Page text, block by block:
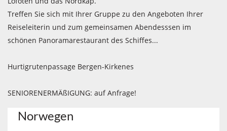
Treffen Sie sich mit Ihrer Gruppe zu den Angeboten Ihrer
Reiseleiterin und zum gemeinsamen Abendesssen im
schönen Panoramarestaurant des Schiffes...
Hurtigrutenpassage Bergen-Kirkenes
SENIORENERMÄßIGUNG: auf Anfrage!
Norwegen